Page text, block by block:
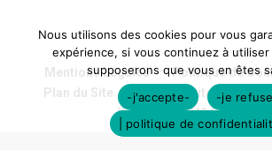
Mentions Légales
Politique de
Création Site Internet
Webdesign 842 Concept
Nous utilisons des cookies pour vous
expérience, si vous continuez à
supposerons que vous en êtes
-j'accepte-
-je
| politique de